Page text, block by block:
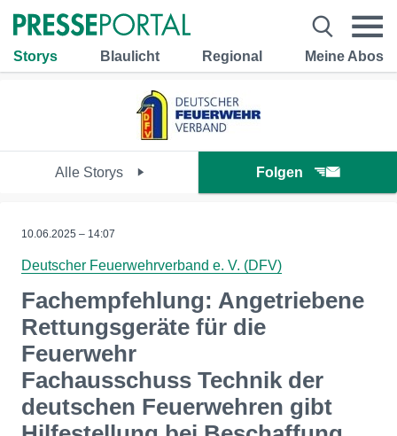
Storys Blaulicht Regional Meine Abos
Alle Storys Folgen
10.06.2025 – 14:07
Deutscher Feuerwehrverband e. V. (DFV)
Fachempfehlung: Angetriebene
Rettungsgeräte für die
Feuerwehr
Fachausschuss Technik der
deutschen Feuerwehren gibt